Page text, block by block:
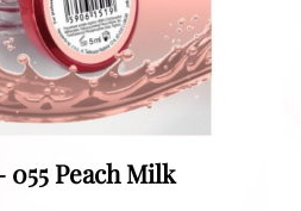
055 Peach Milk